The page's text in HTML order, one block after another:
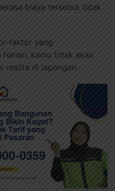
biaya tersebut tidak
faktor yang
kamu tidak akan
realita di lapangan.